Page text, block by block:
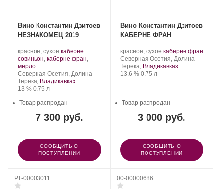
Вино Константин Дзитоев
НЕЗНАКОМЕЦ 2019
Производитель:
Константин
Дзитоев.
красное, сухое .
Сорт
каберне
совиньон, каберне фран,
мерло.
Регион:
Северная Осетия, Долина
Терека, Владикавказ
Крепость
13 %. Объем
0.75 л
7 300 руб.
Товар распродан
СООБЩИТЬ О
ПОСТУПЛЕНИИ
Вино Константин Дзитоев
КАБЕРНЕ ФРАН
Производитель:
Константин
Дзитоев.
красное, сухое .
Сорт
винограда:
каберне фран.
Регион:
Северная Осетия, Долина
Терека, Владикавказ
Крепость
13.6 %. Объем
0.75 л
3 000 руб.
Товар распродан
СООБЩИТЬ О
ПОСТУПЛЕНИИ
РТ-00003011 00-00000686